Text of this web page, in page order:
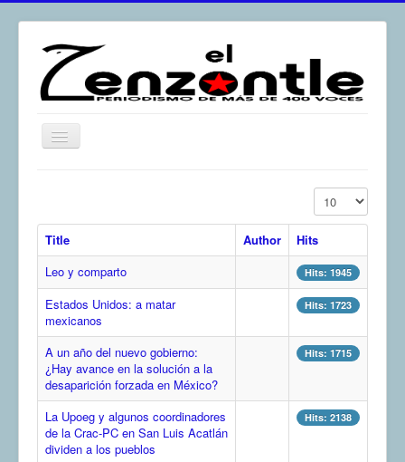
Toggle
Resistencia
Análisis
Multimedia
Archivos
Contacto
Afirmación
COMUNERA 67 EN PDF numero de presentación de la
voz de la Casa de los pueblos
Display #
Title Author
Hits
Leo y comparto
Hits: 1945
Estados Unidos: a matar
mexicanos
Hits: 1723
A un año del nuevo gobierno:
¿Hay avance en la solución a la
desaparición forzada en México?
Hits: 1715
La Upoeg y algunos coordinadores
de la Crac-PC en San Luis Acatlán
dividen a los pueblos
Hits: 2138